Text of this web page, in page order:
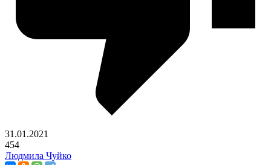
31.01.2021
454
Людмила Чуйко